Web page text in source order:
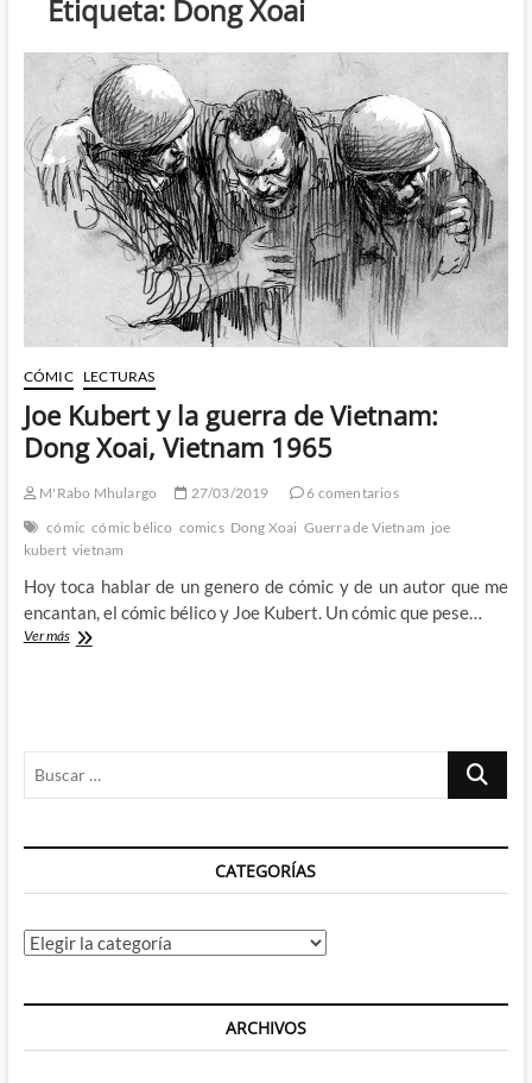
Etiqueta: Dong Xoai
CÓMIC LECTURAS
Joe Kubert y la guerra de Vietnam:
Dong Xoai, Vietnam 1965
M'Rabo Mhulargo 27/03/2019
6 comentarios
cómic cómic bélico comics Dong Xoai Guerra de Vietnam joe
kubert vietnam
Hoy toca hablar de un genero de cómic y de un autor que me
encantan, el cómic bélico y Joe Kubert. Un cómic que pese…
Ver másJoe
Dong
1965
Buscar
CATEGORÍAS
Categorías
ARCHIVOS